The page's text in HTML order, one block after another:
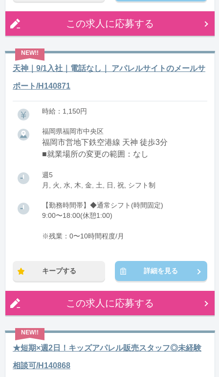
この求人に応募する
天神｜9/1入社｜電話なし｜ アパレルサイトのメールサ
ポート/H140871
時給：1,150円
福岡県福岡市中央区
福岡市営地下鉄空港線 天神 徒歩3分
■就業場所の変更の範囲：なし
週5
月, 火, 水, 木, 金, 土, 日, 祝, シフト制
【勤務時間帯】◆通常シフト(時間固定)
9:00〜18:00(休憩1:00)
※残業：0〜10時間程度/月
キープする 詳細を見る
この求人に応募する
★短期×週2日！キッズアパレル販売スタッフ◎未経験
相談可/H140868